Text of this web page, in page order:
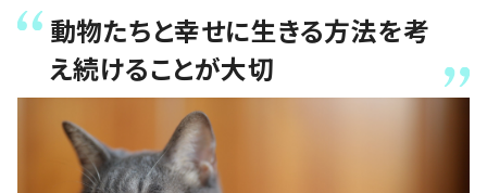
動物たちと幸せに生きる方法を考
え続けることが大切